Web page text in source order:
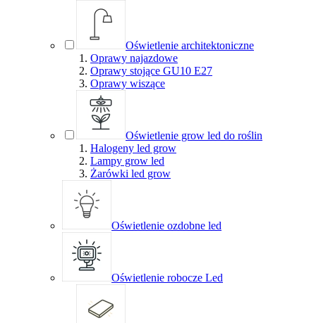
Oświetlenie architektoniczne
Oprawy najazdowe
Oprawy stojące GU10 E27
Oprawy wiszące
Oświetlenie grow led do roślin
Halogeny led grow
Lampy grow led
Żarówki led grow
Oświetlenie ozdobne led
Oświetlenie robocze Led